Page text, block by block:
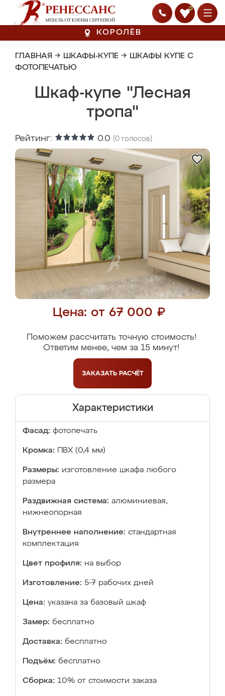
0
КОРОЛЁВ
ГЛАВНАЯ → ШКАФЫ-КУПЕ → ШКАФЫ КУПЕ С
ФОТОПЕЧАТЬЮ
Шкаф-купе "Лесная
тропа"
Рейтинг: 0.0 (0 голосов)
Цена: от 67 000 ₽
Поможем рассчитать точную стоимость!
Ответим менее, чем за 15 минут!
ЗАКАЗАТЬ РАСЧЁТ
Характеристики
Фасад: фотопечать
Кромка: ПВХ (0,4 мм)
Размеры: изготовление шкафа любого
размера
Раздвижная система: алюминиевая,
нижнеопорная
Внутреннее наполнение: стандартная
комплектация
Цвет профиля: на выбор
Изготовление: 5-7 рабочих дней
Цена: указана за базовый шкаф
Замер: бесплатно
Доставка: бесплатно
Подъём: бесплатно
Сборка: 10% от стоимости заказа